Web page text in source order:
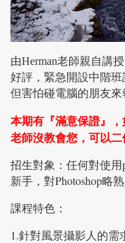
由Herman老師親自講
好評，緊急開設中階班
但害怕碰電腦的朋友來
本期有『滿意保證』
老師沒教會您，可以二
招生對象：任何對使用
新手，對Photoshop略
課程特色：
1.針對風景攝影人的需